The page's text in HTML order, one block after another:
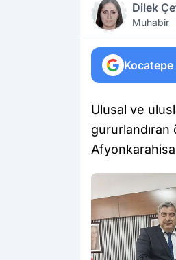
Dilek
Muhabir
Ulusal ve
gururlandıran